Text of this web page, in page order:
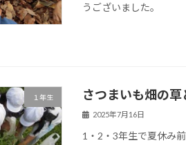
うございました。
１年生 さつまいも畑の草
2025年7月16日
1・2・3年生で夏休み